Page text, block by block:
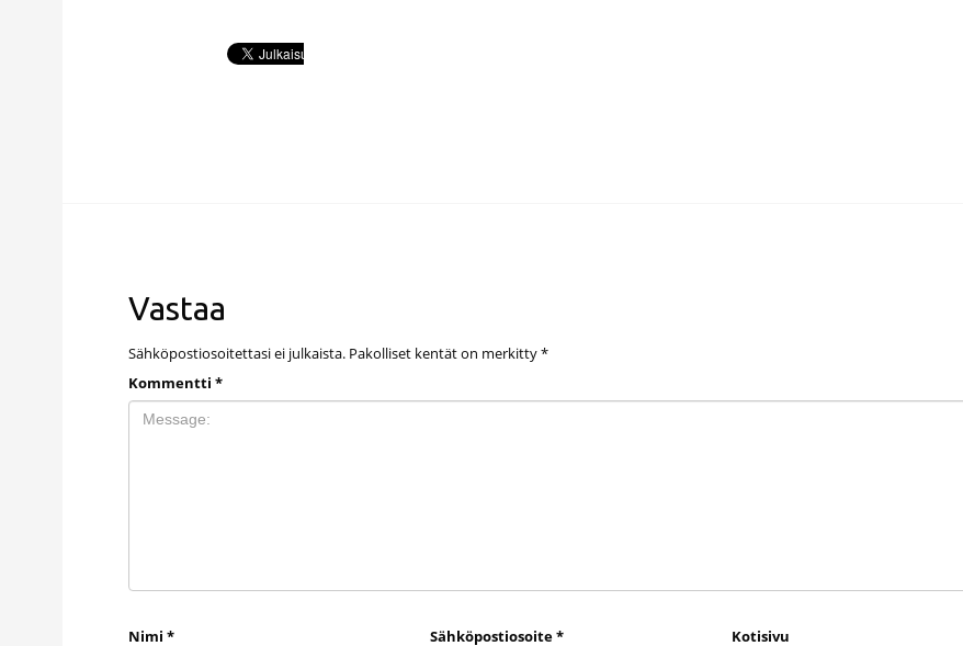
Vastaa
Sähköpostiosoitettasi ei julkaista. Pakolliset kentät on merkitty*
Kommentti *
Nimi * Sähköpostiosoite* Kotisivu